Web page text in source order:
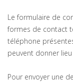
Le formulaire de
formes de contact
téléphone
peuvent donner
Pour envoyer une